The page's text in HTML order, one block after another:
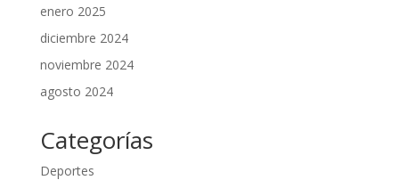
enero 2025
diciembre 2024
noviembre 2024
agosto 2024
Categorías
Deportes